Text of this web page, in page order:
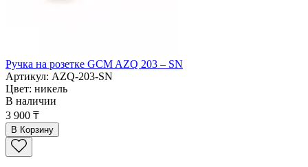
Ручка на розетке GCM AZQ 203 – SN
Артикул: AZQ-203-SN
Цвет: никель
В наличии
3 900 ₸
В Корзину